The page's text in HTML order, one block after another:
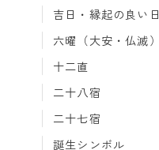
吉日・縁起の良い日
六曜（大安・仏滅）
十二直
二十八宿
二十七宿
誕生シンボル